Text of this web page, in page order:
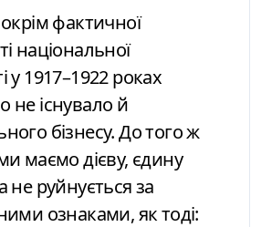
фактичної
національної
у 1917–1922 роках
не існувало й
бізнесу. До того ж
маємо дієву, єдину
не руйнується за
ознаками, як тоді: